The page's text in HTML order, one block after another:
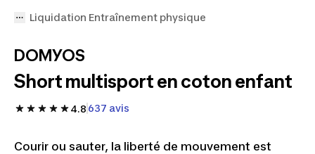
Liquidation Entraînement physique
DOMYOS
Short multisport en coton enfant
4.8 637 avis
Courir ou sauter, la liberté de mouvement est